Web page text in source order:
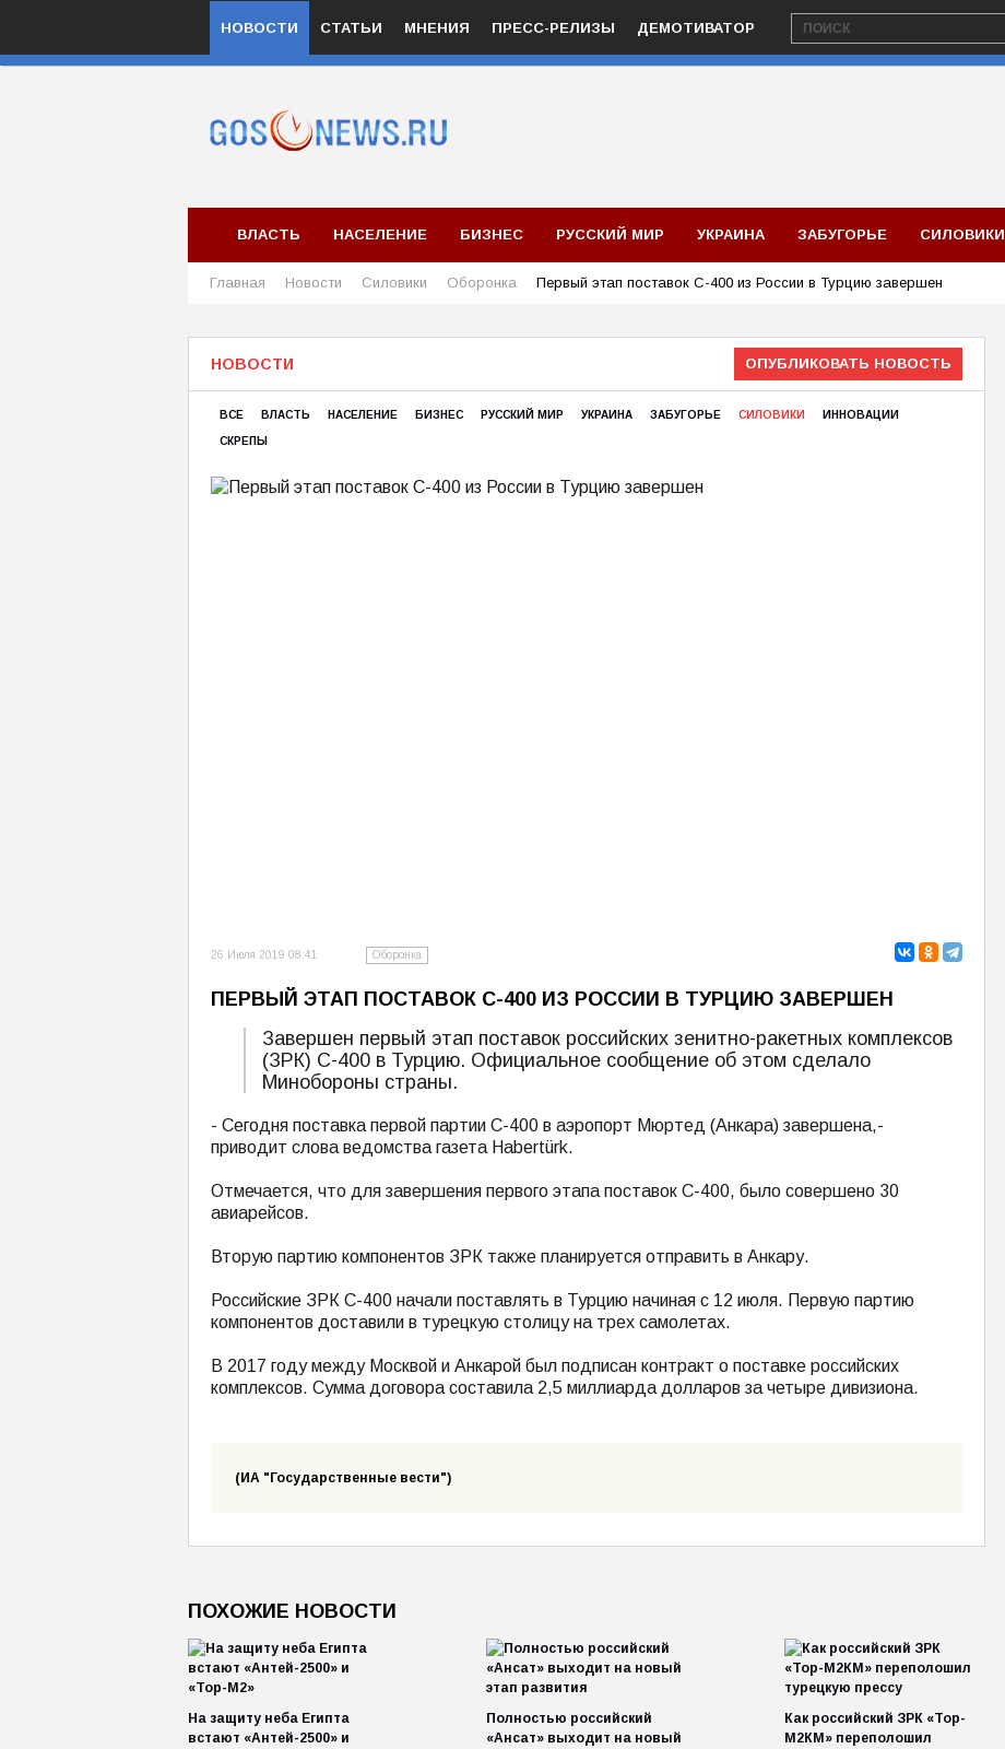
НОВОСТИ СТАТЬИ МНЕНИЯ ПРЕСС-РЕЛИЗЫ ДЕМОТИВАТОР
ВЛАСТЬ НАСЕЛЕНИЕ БИЗНЕС РУССКИЙ МИР УКРАИНА ЗАБУГОРЬЕ СИЛОВИКИ
Главная Новости Силовики Оборонка Первый этап поставок С-400 из России в Турцию завершен
ОПУБЛИКОВАТЬ НОВОСТЬ
НОВОСТИ
ВСЕ ВЛАСТЬ НАСЕЛЕНИЕ БИЗНЕС РУССКИЙ МИР УКРАИНА ЗАБУГОРЬЕ СИЛОВИКИ ИННОВАЦИИ
СКРЕПЫ
26 Июля 2019 08:41 Оборонка
ПЕРВЫЙ ЭТАП ПОСТАВОК С-400 ИЗ РОССИИ В ТУРЦИЮ ЗАВЕРШЕН
Завершен первый этап поставок российских зенитно-ракетных комплексов
(ЗРК) С-400 в Турцию. Официальное сообщение об этом сделало
Минобороны страны.
- Сегодня поставка первой партии С-400 в аэропорт Мюртед (Анкара) завершена,-
приводит слова ведомства газета Habertürk.
Отмечается, что для завершения первого этапа поставок С-400, было совершено 30
авиарейсов.
Вторую партию компонентов ЗРК также планируется отправить в Анкару.
Российские ЗРК С-400 начали поставлять в Турцию начиная с 12 июля. Первую партию
компонентов доставили в турецкую столицу на трех самолетах.
В 2017 году между Москвой и Анкарой был подписан контракт о поставке российских
комплексов. Сумма договора составила 2,5 миллиарда долларов за четыре дивизиона.
(ИА "Государственные вести")
ПОХОЖИЕ НОВОСТИ
На защиту неба Египта
встают «Антей-2500» и
Полностью российский
«Ансат» выходит на новый
Как российский ЗРК «Тор-
М2КМ» переполошил